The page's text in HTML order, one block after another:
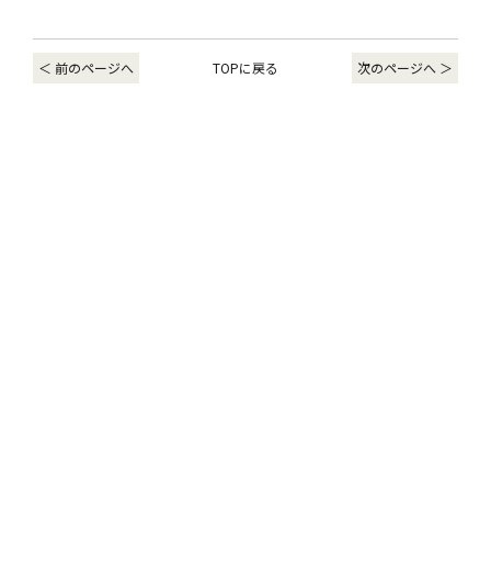
＜ 前のページへ TOPに戻る 次のページへ ＞